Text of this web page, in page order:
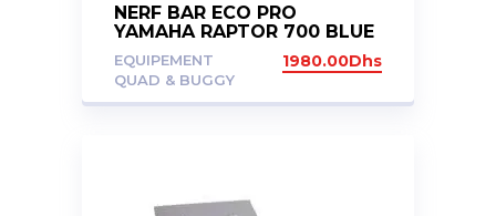
NERF BAR ECO PRO
YAMAHA RAPTOR 700 BLUE
EQUIPEMENT
QUAD & BUGGY
1980.00Dhs